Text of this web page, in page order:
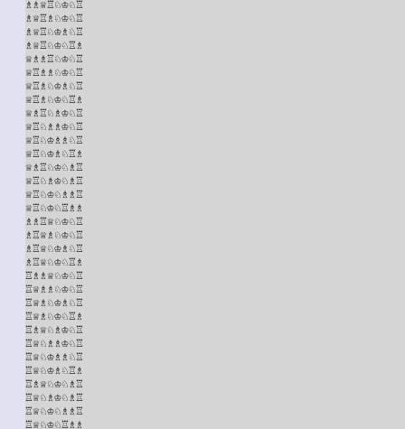
♗♗♕♖♘♔♘♖
♗♕♖♗♘♔♘♖
♗♕♖♘♔♗♘♖
♗♕♖♘♔♘♖♗
♕♗♗♖♘♔♘♖
♕♖♗♗♘♔♘♖
♕♖♗♘♔♗♘♖
♕♖♗♘♔♘♖♗
♕♗♖♘♗♔♘♖
♕♖♘♗♗♔♘♖
♕♖♘♔♗♗♘♖
♕♖♘♔♗♘♖♗
♕♗♖♘♔♘♗♖
♕♖♘♗♔♘♗♖
♕♖♘♔♘♗♗♖
♕♖♘♔♘♖♗♗
♗♗♖♕♘♔♘♖
♗♖♕♗♘♔♘♖
♗♖♕♘♔♗♘♖
♗♖♕♘♔♘♖♗
♖♗♗♕♘♔♘♖
♖♕♗♗♘♔♘♖
♖♕♗♘♔♗♘♖
♖♕♗♘♔♘♖♗
♖♗♕♘♗♔♘♖
♖♕♘♗♗♔♘♖
♖♕♘♔♗♗♘♖
♖♕♘♔♗♘♖♗
♖♗♕♘♔♘♗♖
♖♕♘♗♔♘♗♖
♖♕♘♔♘♗♗♖
♖♕♘♔♘♖♗♗